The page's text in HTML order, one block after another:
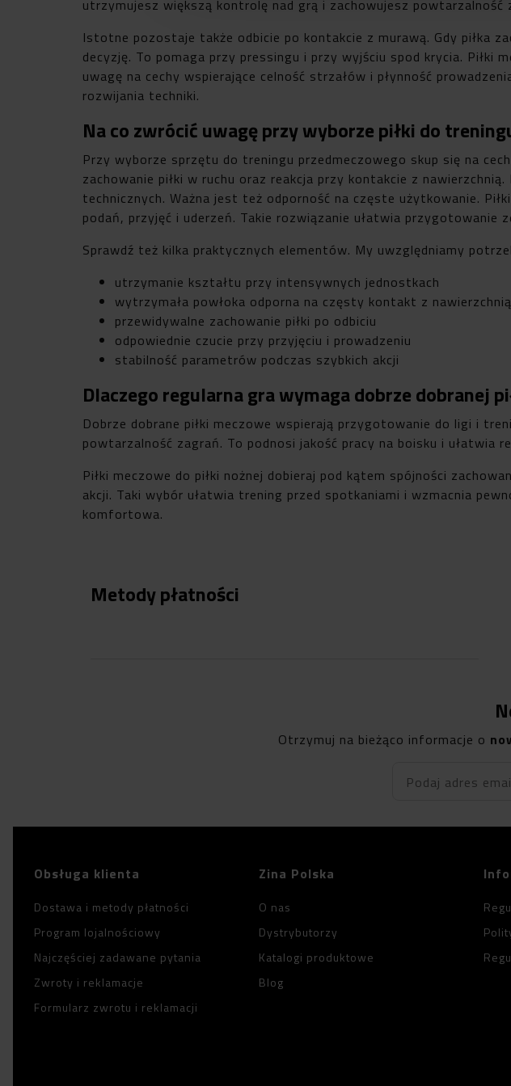
utrzymujesz większą kontrolę nad grą i zachowujesz powtarzalność
Istotne pozostaje także odbicie po kontakcie z murawą. Gdy piłka
decyzję. To pomaga przy pressingu i przy wyjściu spod krycia. Piłki
uwagę na cechy wspierające celność strzałów i płynność
rozwijania techniki.
Na co zwrócić uwagę przy wyborze piłki do
Przy wyborze sprzętu do treningu przedmeczowego skup się na
zachowanie piłki w ruchu oraz reakcja przy kontakcie z
technicznych. Ważna jest też odporność na częste użytkowanie.
podań, przyjęć i uderzeń. Takie rozwiązanie ułatwia przygotowanie
Sprawdź też kilka praktycznych elementów. My uwzględniamy
utrzymanie kształtu przy intensywnych jednostkach
wytrzymała powłoka odporna na częsty kontakt z nawierzchnią
przewidywalne zachowanie piłki po odbiciu
odpowiednie czucie przy przyjęciu i prowadzeniu
stabilność parametrów podczas szybkich akcji
Dlaczego regularna gra wymaga dobrze dobranej
Dobrze dobrane piłki meczowe wspierają przygotowanie do ligi i
powtarzalność zagrań. To podnosi jakość pracy na boisku i ułatwia
Piłki meczowe do piłki nożnej dobieraj pod kątem spójności
akcji. Taki wybór ułatwia trening przed spotkaniami i wzmacnia
komfortowa.
Metody płatności
Otrzymuj na bieżąco informacje o
Podaj adres
Obsługa klienta
Dostawa i metody płatności
Program lojalnościowy
Najczęściej zadawane pytania
Zwroty i reklamacje
Formularz zwrotu i reklamacji
Zina Polska
O nas
Dystrybutorzy
Katalogi produktowe
Blog